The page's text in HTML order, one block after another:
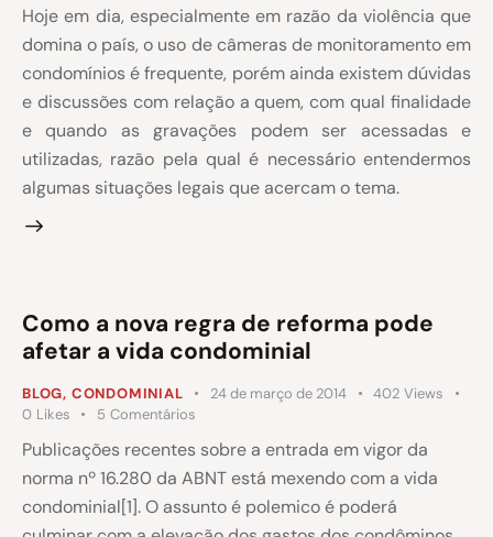
Hoje em dia, especialmente em razão da violência que
domina o país, o uso de câmeras de monitoramento em
condomínios é frequente, porém ainda existem dúvidas
e discussões com relação a quem, com qual finalidade
e quando as gravações podem ser acessadas e
utilizadas, razão pela qual é necessário entendermos
algumas situações legais que acercam o tema.
Como a nova regra de reforma pode
afetar a vida condominial
BLOG, CONDOMINIAL 24 de março de 2014 402 Views
0 Likes 5 Comentários
Publicações recentes sobre a entrada em vigor da
norma nº 16.280 da ABNT está mexendo com a vida
condominial[1]. O assunto é polemico é poderá